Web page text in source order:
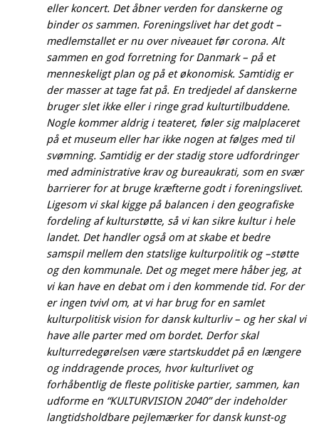
eller koncert. Det åbner verden for danskerne og
binder os sammen. Foreningslivet har det godt –
medlemstallet er nu over niveauet før corona. Alt
sammen en god forretning for Danmark – på et
menneskeligt plan og på et økonomisk. Samtidig er
der masser at tage fat på. En tredjedel af danskerne
bruger slet ikke eller i ringe grad kulturtilbuddene.
Nogle kommer aldrig i teateret, føler sig malplaceret
på et museum eller har ikke nogen at følges med til
svømning. Samtidig er der stadig store udfordringer
med administrative krav og bureaukrati, som en svær
barrierer for at bruge kræfterne godt i foreningslivet.
Ligesom vi skal kigge på balancen i den geografiske
fordeling af kulturstøtte, så vi kan sikre kultur i hele
landet. Det handler også om at skabe et bedre
samspil mellem den statslige kulturpolitik og –støtte
og den kommunale. Det og meget mere håber jeg, at
vi kan have en debat om i den kommende tid. For der
er ingen tvivl om, at vi har brug for en samlet
kulturpolitisk vision for dansk kulturliv – og her skal vi
have alle parter med om bordet. Derfor skal
kulturredegørelsen være startskuddet på en længere
og inddragende proces, hvor kulturlivet og
forhåbentlig de fleste politiske partier, sammen, kan
udforme en “KULTURVISION 2040” der indeholder
langtidsholdbare pejlemærker for dansk kunst-og